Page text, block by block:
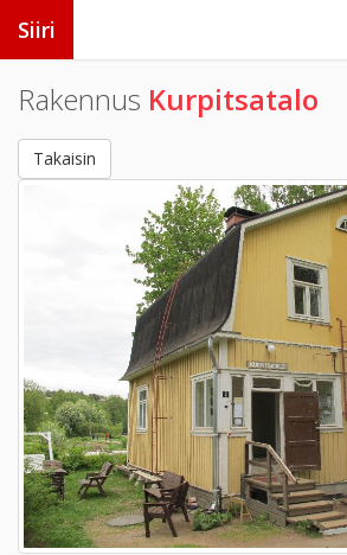
Siiri
Rakennus Kurpitsatalo
Takaisin